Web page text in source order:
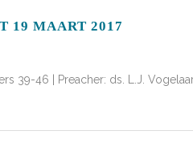
19 MAART 2017
39-46 | Preacher: ds. L.J.